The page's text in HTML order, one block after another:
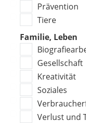
Prävention
Tiere
Familie, Leben
Gesellschaft
Kreativität
Soziales
Verlust und